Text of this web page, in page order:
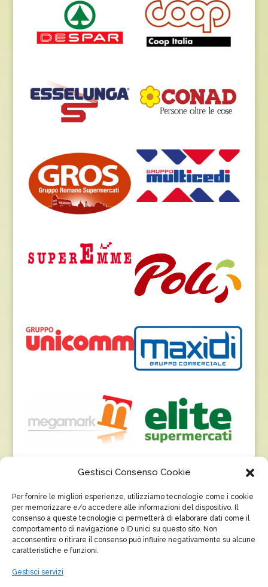
Gestisci Consenso Cookie
Per fornire le migliori esperienze, utilizziamo tecnologie come i cookie
per memorizzare e/o accedere alle informazioni del dispositivo. Il
consenso a queste tecnologie ci permetterà di elaborare dati come il
comportamento di navigazione o ID unici su questo sito. Non
acconsentire o ritirare il consenso può influire negativamente su alcune
caratteristiche e funzioni.
Gestisci servizi